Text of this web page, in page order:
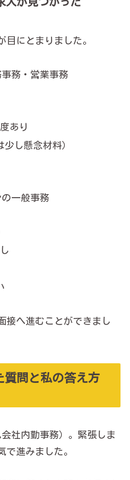
目にとまりました。
事務・営業事務
あり
し懸念材料）
の一般事務
接へ進むことができまし
質問と私の答え方
社内勤事務）。緊張しま
で進みました。